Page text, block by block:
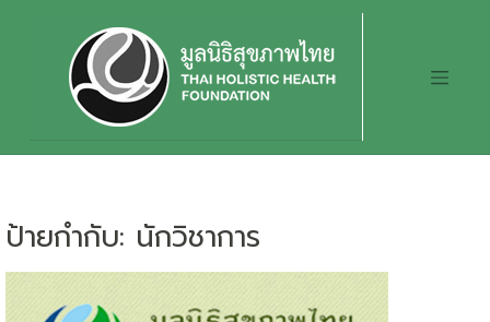
ป้ายกำกับ: นักวิชาการ